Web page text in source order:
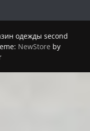
одежды second
NewStore by